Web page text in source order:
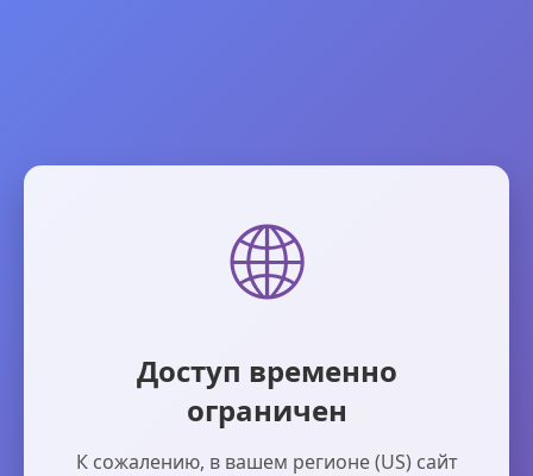
🌐
Доступ временно
ограничен
К сожалению, в вашем регионе (US) сайт